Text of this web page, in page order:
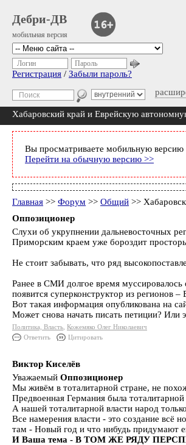
Дебри-ДВ
мобильная версия
Логин Пароль
Регистрация / Забыли пароль?
Хабаровский край и Еврейскую
Вы просматриваете мобильную версию
Перейти на обычную версию >>
Главная >> Форум >> Общий >>
Оппозиционер
Слухи об укрупнении дальневосточных
Приморским краем уже бороздит
Не стоит забывать, что ряд
Ранее в СМИ долгое время
появится суперконструктор из регионов
Вот такая информация опубликована на
Может снова начать писать петиции?
Политика, Власть Кожемяко Олег Николаевич
Ответить
Цитировать
Виктор Киселёв
Уважаемый Оппозиционер
Мы живём в тоталитарной стране, не
Предвоенная Германия была
А нашей тоталитарной власти народ
Все намерения власти - это создание
там - Новый год и что нибудь придумают
И Ваша тема - В ТОМ ЖЕ РЯДУ